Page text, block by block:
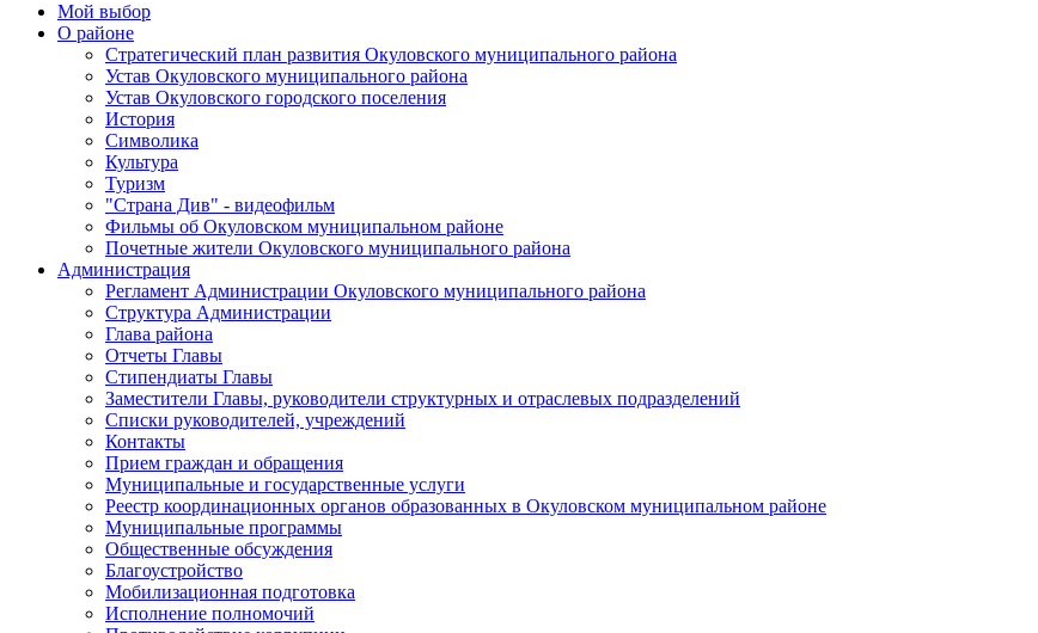
Мой выбор
О районе
Стратегический план развития Окуловского муниципального района
Устав Окуловского муниципального района
Устав Окуловского городского поселения
История
Символика
Культура
Туризм
"Страна Див" - видеофильм
Фильмы об Окуловском муниципальном районе
Почетные жители Окуловского муниципального района
Администрация
Регламент Администрации Окуловского муниципального района
Структура Администрации
Глава района
Отчеты Главы
Стипендиаты Главы
Заместители Главы, руководители структурных и отраслевых подразделений
Списки руководителей, учреждений
Контакты
Прием граждан и обращения
Муниципальные и государственные услуги
Реестр координационных органов образованных в Окуловском муниципальном районе
Муниципальные программы
Общественные обсуждения
Благоустройство
Мобилизационная подготовка
Исполнение полномочий